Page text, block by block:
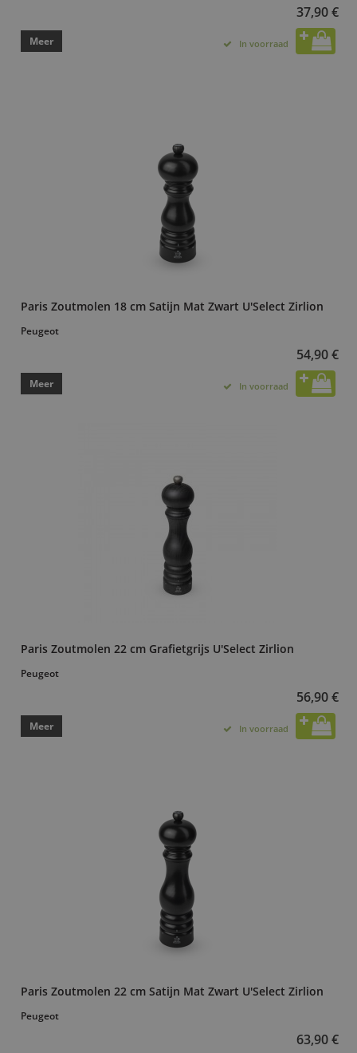
37,90 €
Meer In voorraad
Paris Zoutmolen 18 cm Satijn Mat Zwart U'Select Zirlion
Peugeot
54,90 €
Meer In voorraad
Paris Zoutmolen 22 cm Grafietgrijs U'Select Zirlion
Peugeot
56,90 €
Meer In voorraad
Paris Zoutmolen 22 cm Satijn Mat Zwart U'Select Zirlion
Peugeot
63,90 €